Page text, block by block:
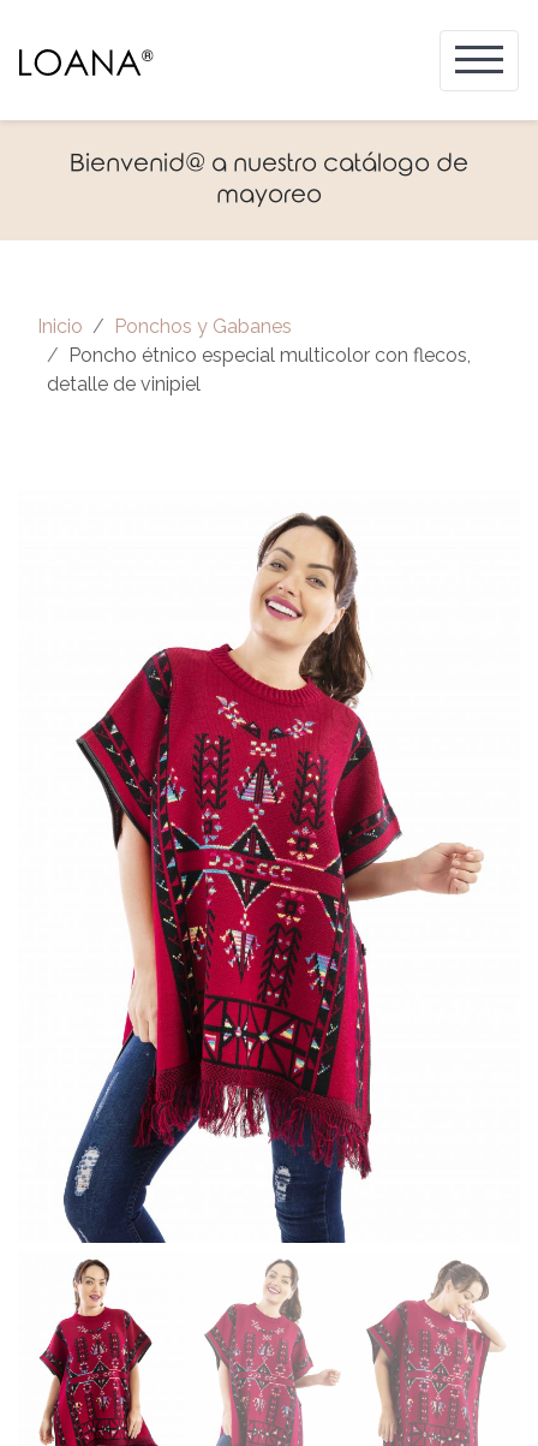
Bienvenid@ a nuestro catálogo de
mayoreo
Inicio
Ponchos y Gabanes
Poncho étnico especial multicolor con flecos,
detalle de vinipiel